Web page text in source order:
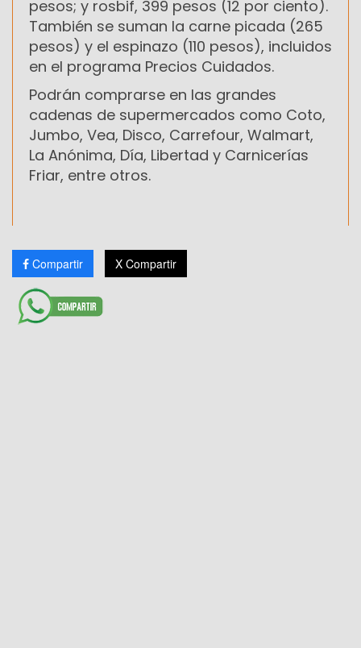
pesos; y rosbif, 399 pesos (12 por ciento).
También se suman la carne picada (265
pesos) y el espinazo (110 pesos), incluidos
en el programa Precios Cuidados.
Podrán comprarse en las grandes
cadenas de supermercados como Coto,
Jumbo, Vea, Disco, Carrefour, Walmart,
La Anónima, Día, Libertad y Carnicerías
Friar, entre otros.
Compartir X Compartir